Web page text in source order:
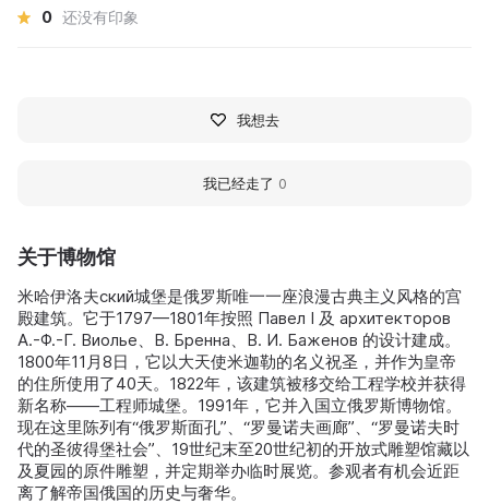
关于博物馆
米哈伊洛夫ский城堡是俄罗斯唯一一座浪漫古典主义风格的宫
殿建筑。它于1797—1801年按照 Павел I 及 архитекторов
А.-Ф.-Г. Виолье、В. Бренна、В. И. Баженов 的设计建成。
1800年11月8日，它以大天使米迦勒的名义祝圣，并作为皇帝
的住所使用了40天。1822年，该建筑被移交给工程学校并获得
新名称——工程师城堡。1991年，它并入国立俄罗斯博物馆。
现在这里陈列有“俄罗斯面孔”、“罗曼诺夫画廊”、“罗曼诺夫时
代的圣彼得堡社会”、19世纪末至20世纪初的开放式雕塑馆藏以
及夏园的原件雕塑，并定期举办临时展览。参观者有机会近距
离了解帝国俄国的历史与奢华。
0 还没有印象
我想去
我已经走了 0